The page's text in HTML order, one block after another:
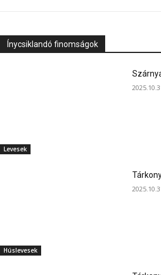
Ínycsiklandó finomságok
Levesek
Húslevesek